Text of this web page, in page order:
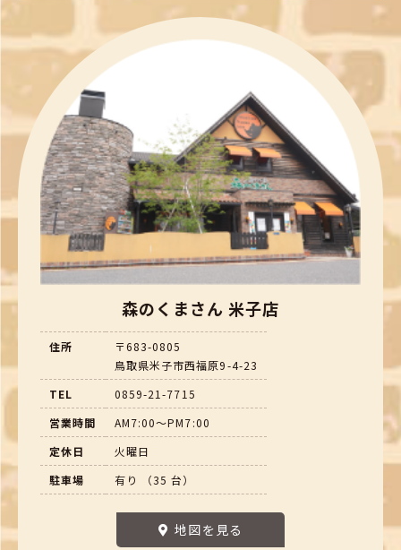
森のくまさん 米子店
住所
〒683-0805
鳥取県米子市西福原9-4-23
TEL
0859-21-7715
営業時間
AM7:00～PM7:00
定休日
火曜日
駐車場
有り （35 台）
地図を見る